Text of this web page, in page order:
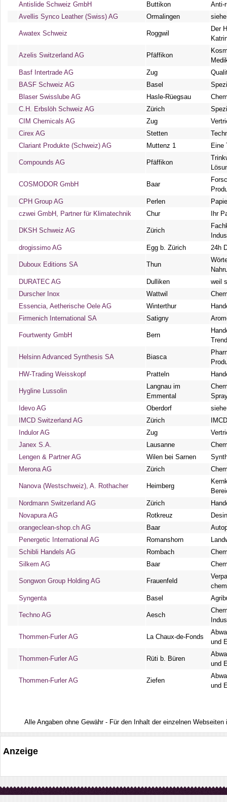
Antislide Schweiz GmbH
Buttikon
Anti-
Avellis Synco Leather (Swiss) AG
Ormalingen
Awatex Schweiz Roggwil
Der
Azelis Switzerland AG Pfäffikon
Basf Intertrade AG
Zug
BASF Schweiz AG
Basel
Blaser Swisslube AG
Hasle-Rüegsau
C.H. Erbslöh Schweiz AG
Zürich
CIM Chemicals AG
Zug
Cirex AG
Stetten
Clariant Produkte (Schweiz) AG
Muttenz 1 Eine
Compounds AG Pfäffikon
COSMODOR GmbH Baar
CPH Group AG
Perlen
czwei GmbH, Partner für Klimatechnik
Chur Ihr
DKSH Schweiz AG Zürich
drogissimo AG
Egg b. Zürich 24h
Duboux Editions SA Thun
DURATEC AG
Dulliken
weil
Durscher Inox
Wattwil
Essencia, Aetherische Oele AG
Winterthur
Firmenich International SA
Satigny
Fourtwenty GmbH Bern
Helsinn Advanced Synthesis SA Biasca
HW-Trading Weisskopf
Pratteln
Hygline Lussolin
Langnau im
Emmental
Idevo AG
Oberdorf
IMCD Switzerland AG
Zürich
Indulor AG
Zug
Janex S.A.
Lausanne
Lengen & Partner AG
Wilen bei Sarnen
Merona AG
Zürich
Nanova (Westschweiz), A. Rothacher Heimberg
Nordmann Switzerland AG
Zürich
Novapura AG
Rotkreuz
orangeclean-shop.ch AG
Baar
Penergetic International AG
Romanshorn
Schibli Handels AG
Rombach
Silkem AG
Baar
Songwon Group Holding AG Frauenfeld
Syngenta
Basel
Techno AG Aesch
Thommen-Furler AG La Chaux-de-Fonds
und
Thommen-Furler AG Rüti b. Büren
und
Thommen-Furler AG Ziefen
und
Alle Angaben ohne Gewähr - Für den Inhalt der einzelnen Webseiten
Anzeige